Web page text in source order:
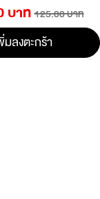
บาท 125.00 บาท
มลงตะกร้า